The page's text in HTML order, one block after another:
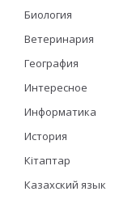
Биология
Ветеринария
География
Интересное
Информатика
История
Кітаптар
Казахский язык